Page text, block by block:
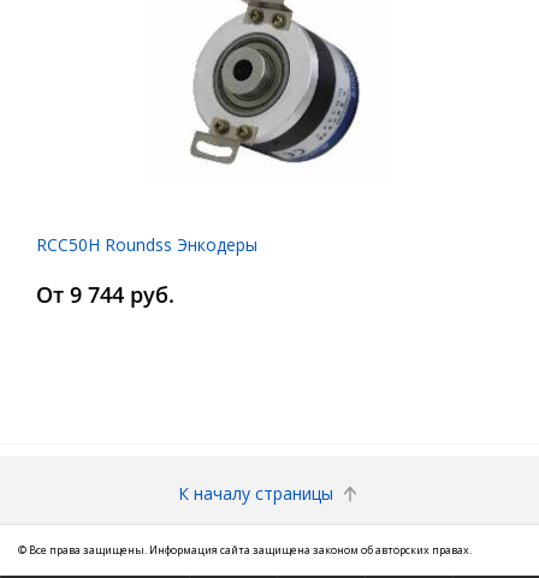
RCC50H Roundss Энкодеры
От 9 744 руб.
К началу страницы
© Все права защищены. Информация сайта защищена законом об авторских правах.